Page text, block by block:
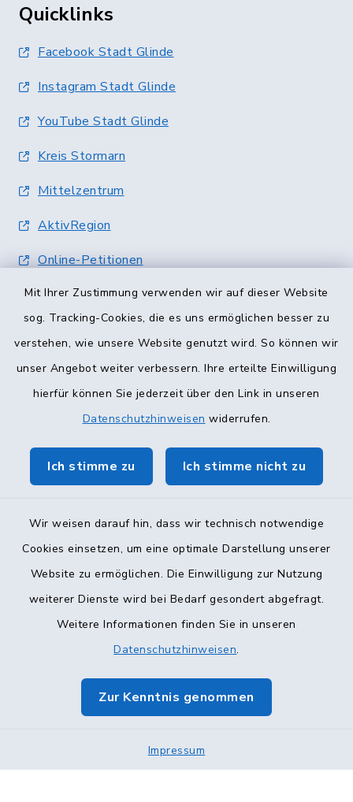
Mit Ihrer Zustimmung verwenden wir auf dieser Website
sog. Tracking-Cookies, die es uns ermöglichen besser zu
verstehen, wie unsere Website genutzt wird. So können wir
unser Angebot weiter verbessern. Ihre erteilte Einwilligung
hierfür können Sie jederzeit über den Link in unseren
Datenschutzhinweisen widerrufen.
Ich stimme zu Ich stimme nicht zu
Wir weisen darauf hin, dass wir technisch notwendige
Cookies einsetzen, um eine optimale Darstellung unserer
Website zu ermöglichen. Die Einwilligung zur Nutzung
weiterer Dienste wird bei Bedarf gesondert abgefragt.
Weitere Informationen finden Sie in unseren
Datenschutzhinweisen.
Zur Kenntnis genommen
Impressum
Quicklinks
Facebook Stadt Glinde
Instagram Stadt Glinde
YouTube Stadt Glinde
Kreis Stormarn
Mittelzentrum
AktivRegion
Online-Petitionen
Terminvergabe
Barrierefreiheit
Sitemap